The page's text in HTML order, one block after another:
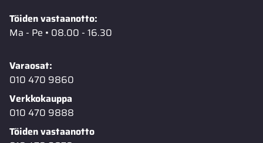
Töiden vastaanotto:
Ma - Pe • 08.00 - 16.30
Varaosat:
010 470 9860
Verkkokauppa
010 470 9888
Töiden vastaanotto